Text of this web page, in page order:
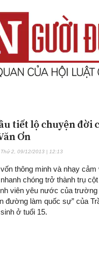
tiết lộ chuyện đời
Ơn
Thứ 2, 09/12/2013 | 12:13
thông minh và nhạy
chóng trở thành trụ
viên yêu nước của
đường làm quốc sự” của
ở tuổi 15.